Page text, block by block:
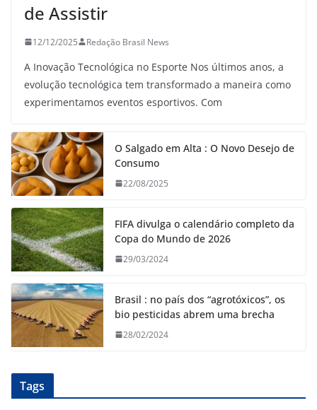
de Assistir
12/12/2025 Redação Brasil News
A Inovação Tecnológica no Esporte Nos últimos anos, a
evolução tecnológica tem transformado a maneira como
experimentamos eventos esportivos. Com
O Salgado em Alta : O Novo Desejo de
Consumo
22/08/2025
FIFA divulga o calendário completo da
Copa do Mundo de 2026
29/03/2024
Brasil : no país dos “agrotóxicos”, os
bio pesticidas abrem uma brecha
28/02/2024
Tags